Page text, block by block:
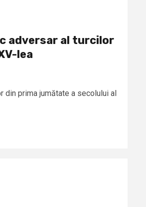
adversar al turcilor
lea
din prima jumătate a secolului al